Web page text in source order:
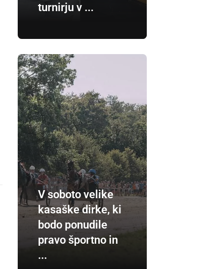
turnirju v ...
V soboto velike
kasaške dirke, ki
bodo ponudile
pravo športno in
...